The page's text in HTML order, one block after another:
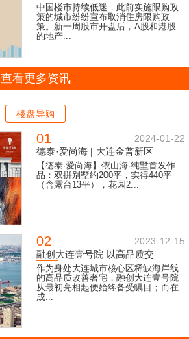
中国楼市持续低迷，此前实施限购政
策的城市纷纷宣布取消住房限购政
策。新一周股市开盘后，A股和港股
的地产...
查看更多资讯
楼盘导购
01
2024-01-22
德泰·爱尚海 | 大连金普新区
【德泰·爱尚海】依山海·纯墅首发作
品：双拼别墅约200平，实得440平
（含露台13平），花园2...
02
2023-12-15
融创大连壹号院 以高品质交
作为身处大连城市核心区稀缺海岸线
的高品质改善奢宅，融创大连壹号院
从最初亮相起便始终备受瞩目；而在
成...